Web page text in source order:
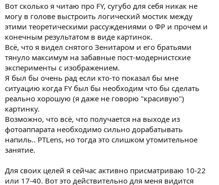
Вот сколько я читаю про FY, сугубо для себя никак не
могу в голове выстроить логический мостик между
этими теоретическими рассуждениями о ФР и прочем и
конечным результатом в виде картинок.
Всё, что я видел снятого Зенитаром и его братьями
тянуло максимум на забавные пост-модернистские
эксперименты с изображением.
Я был бы очень рад если кто-то показал бы мне
ситуацию когда FY был бы необходим что бы сделать
реально хорошую (я даже не говорю "красивую")
картинку.
Возможно, что всё, что получается на выходе из
фотоаппарата необходимо сильно дорабатывать
напиль.. PTLens, но тогда это слишком утомительное
занятие.
Для своих целей я сейчас активно присматриваю 10-22
или 17-40. Вот это действительно для меня видится